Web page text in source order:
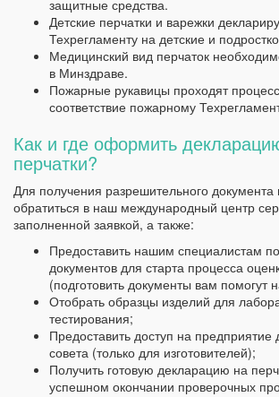
защитные средства.
Детские перчатки и варежки
Техрегламенту на детские и
Медицинский вид перчаток
в Минздраве.
Пожарные рукавицы проходят
соответствие пожарному
Как и где оформить
перчатки?
Для получения разрешительного
обратиться в наш международный центр
заполненной заявкой, а также:
Предоставить нашим специалистам
документов для старта процесса
(подготовить документы вам помогут
Отобрать образцы изделий для
тестирования;
Предоставить доступ на предприятие
совета (только для изготовителей);
Получить готовую декларацию на
успешном окончании проверочных